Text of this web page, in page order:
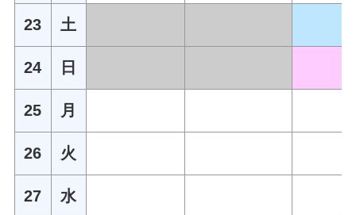
23 土
24 日
25 月
26 火
27 水